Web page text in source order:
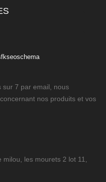
sur 7 par email, nous
nos produits et vos
milou, les mourets 2 lot 11,